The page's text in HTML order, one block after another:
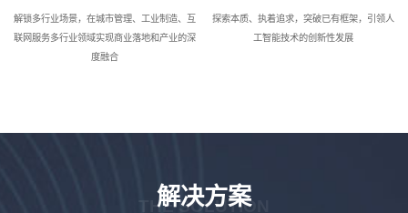
解锁多行业场景，在城市管理、工业制造、互
联网服务多行业领域实现商业落地和产业的深
度融合
探索本质、执着追求，突破已有框架，引领人
工智能技术的创新性发展
解决方案
THE SOLUTION